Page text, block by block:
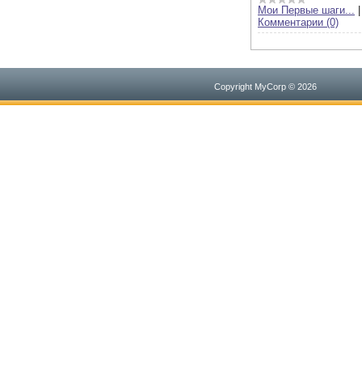
Мои Первые шаги...
Комментарии (0)
Copyright MyCorp © 2026